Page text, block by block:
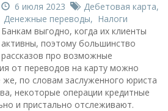
6 июля 2023 Дебетовая карта,
Денежные переводы, Налоги
Банкам выгодно, когда их клиенты
активны, поэтому большинство
рассказов про возможные
от переводов на карту можно
по словам заслуженного юриста
некоторые операции кредитные
и пристально отслеживают.